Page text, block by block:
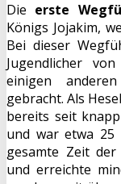
Die erste
Königs Jojakim,
Bei dieser
Jugendlicher
einigen
gebracht. Als
bereits seit
und war etwa 25
gesamte Zeit der
und erreichte